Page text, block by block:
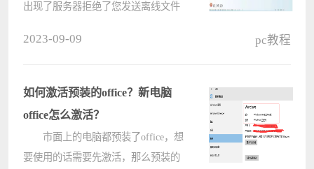
出现了服务器拒绝了您发送离线文件
绍吧！ 服务器拒绝
2023-09-09 pc教程
如何激活预装的office？新电脑
office怎么激活？
市面上的电脑都预装了office，想
要使用的话需要先激活，那么预装的